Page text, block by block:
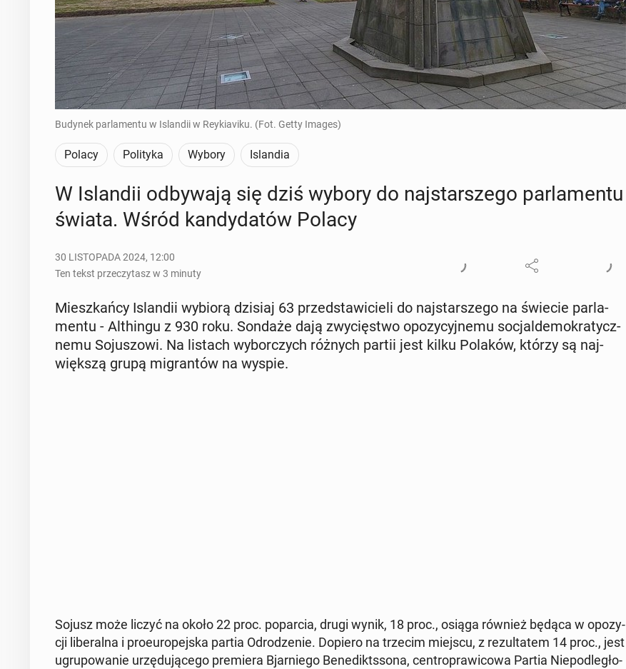
Budynek parlamentu w Islandii w Reykiaviku. (Fot. Getty Images)
Polacy Polityka Wybory Islandia
W Is­lan­dii od­by­wa­ją się dziś wybory do naj­star­sze­go par­la­men­tu
świata. Wśród kan­dy­da­tów Polacy
30 LISTOPADA 2024, 12:00
Ten tekst przeczytasz w 3 minuty
Miesz­kań­cy Is­lan­dii wybiorą dzisiaj 63 przed­sta­wi­cie­li do naj­star­sze­go na świecie par­la­
men­tu - Al­thin­gu z 930 roku. Sondaże dają zwy­cię­stwo opo­zy­cyj­ne­mu so­cjal­de­mo­kra­tycz­
ne­mu So­ju­szo­wi. Na listach wy­bor­czych różnych partii jest kilku Polaków, którzy są naj­
więk­szą grupą mi­gran­tów na wyspie.
Sojusz może liczyć na około 22 proc. po­par­cia, drugi wynik, 18 proc., osiąga również będąca w opo­zy­
cji li­be­ral­na i pro­eu­ro­pej­ska partia Od­ro­dze­nie. Dopiero na trzecim miejscu, z re­zul­ta­tem 14 proc., jest
ugru­po­wa­nie urzę­du­ją­ce­go pre­mie­ra Bjar­nie­go Be­ne­dikts­so­na, cen­tro­pra­wi­co­wa Partia Nie­pod­le­gło­